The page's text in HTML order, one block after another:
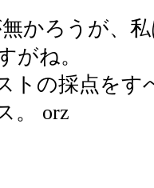
かろうが、
がね。
トの採点をす
。 orz